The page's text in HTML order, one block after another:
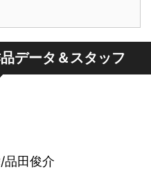
データ＆スタッフ
品田俊介